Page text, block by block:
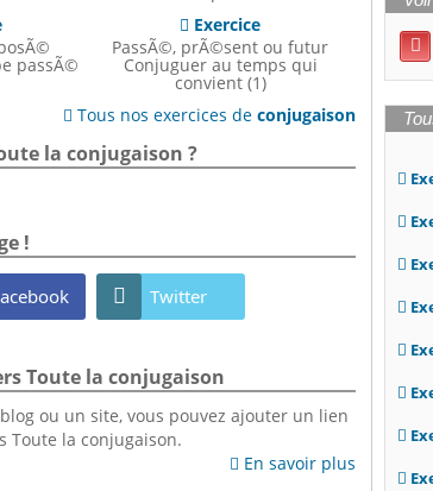

passÃ©
 Exercice
PassÃ©, prÃ©sent ou futur
Conjuguer au temps qui
convient (1)
 Tous nos exercices deconjugaison
la conjugaison ?
!
 Twitter
Toute la conjugaison
ou un site, vous pouvez ajouter un lien
Toute la conjugaison.
 En savoir plus